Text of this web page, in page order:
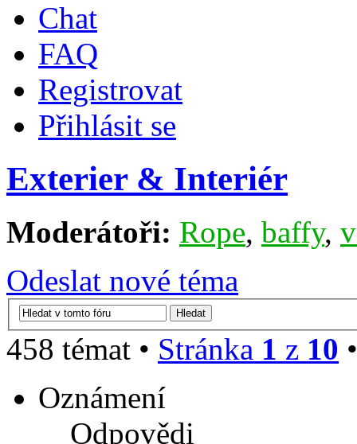
Chat
FAQ
Registrovat
Přihlásit se
Exterier & Interiér
Moderátoři: Rope, baffy,
Odeslat nové téma
458 témat • Stránka 1 z 10
Oznámení
Odpovědi